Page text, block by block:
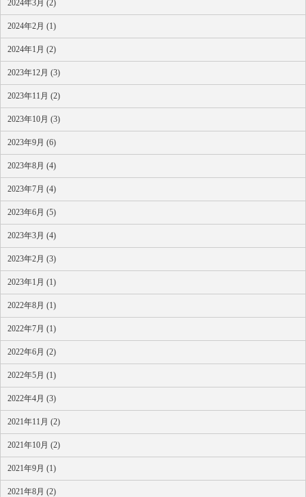
2024年3月 (2)
2024年2月 (1)
2024年1月 (2)
2023年12月 (3)
2023年11月 (2)
2023年10月 (3)
2023年9月 (6)
2023年8月 (4)
2023年7月 (4)
2023年6月 (5)
2023年3月 (4)
2023年2月 (3)
2023年1月 (1)
2022年8月 (1)
2022年7月 (1)
2022年6月 (2)
2022年5月 (1)
2022年4月 (3)
2021年11月 (2)
2021年10月 (2)
2021年9月 (1)
2021年8月 (2)